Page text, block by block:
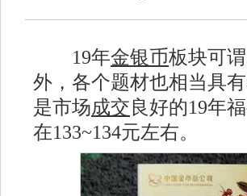
19年金银币板块可
外，各个题材也相当具
是市场成交良好的19年
在133~134元左右。